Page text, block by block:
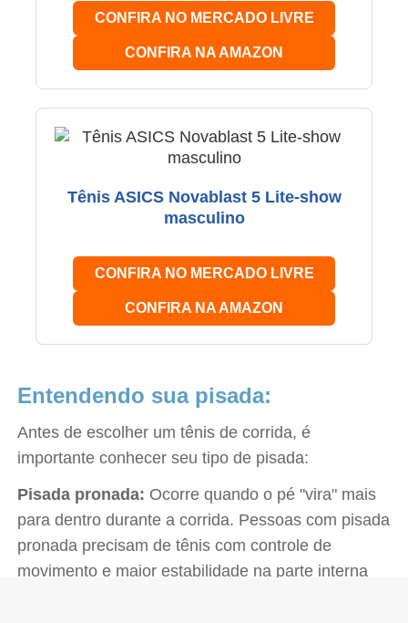
CONFIRA NO MERCADO LIVRE
CONFIRA NA AMAZON
Tênis ASICS Novablast 5 Lite-show
masculino
CONFIRA NO MERCADO LIVRE
CONFIRA NA AMAZON
Entendendo sua pisada:
Antes de escolher um tênis de corrida, é
importante conhecer seu tipo de pisada:
Pisada pronada: Ocorre quando o pé "vira" mais
para dentro durante a corrida. Pessoas com pisada
pronada precisam de tênis com controle de
movimento e maior estabilidade na parte interna